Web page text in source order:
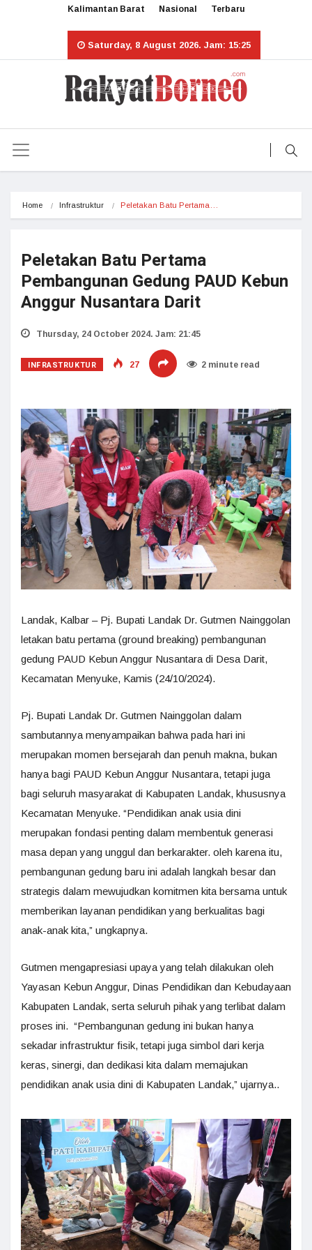
Kalimantan Barat Nasional Terbaru
Saturday, 8 August 2026. Jam: 15:25
Home Infrastruktur Peletakan Batu Pertama…
Peletakan Batu Pertama
Pembangunan Gedung PAUD Kebun
Anggur Nusantara Darit
Thursday, 24 October 2024. Jam: 21:45
INFRASTRUKTUR 27 2 minute read
Landak, Kalbar – Pj. Bupati Landak Dr. Gutmen Nainggolan
letakan batu pertama (ground breaking) pembangunan
gedung PAUD Kebun Anggur Nusantara di Desa Darit,
Kecamatan Menyuke, Kamis (24/10/2024).
Pj. Bupati Landak Dr. Gutmen Nainggolan dalam
sambutannya menyampaikan bahwa pada hari ini
merupakan momen bersejarah dan penuh makna, bukan
hanya bagi PAUD Kebun Anggur Nusantara, tetapi juga
bagi seluruh masyarakat di Kabupaten Landak, khususnya
Kecamatan Menyuke. “Pendidikan anak usia dini
merupakan fondasi penting dalam membentuk generasi
masa depan yang unggul dan berkarakter. oleh karena itu,
pembangunan gedung baru ini adalah langkah besar dan
strategis dalam mewujudkan komitmen kita bersama untuk
memberikan layanan pendidikan yang berkualitas bagi
anak-anak kita,” ungkapnya.
Gutmen mengapresiasi upaya yang telah dilakukan oleh
Yayasan Kebun Anggur, Dinas Pendidikan dan Kebudayaan
Kabupaten Landak, serta seluruh pihak yang terlibat dalam
proses ini. “Pembangunan gedung ini bukan hanya
sekadar infrastruktur fisik, tetapi juga simbol dari kerja
keras, sinergi, dan dedikasi kita dalam memajukan
pendidikan anak usia dini di Kabupaten Landak,” ujarnya..